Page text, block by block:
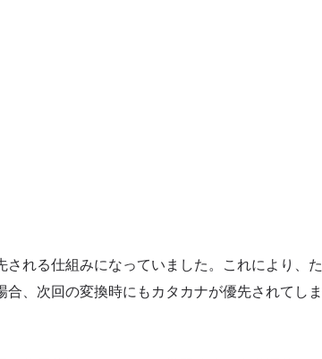
れる仕組みになっていました。これにより、た
、次回の変換時にもカタカナが優先されてしま